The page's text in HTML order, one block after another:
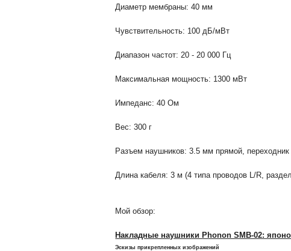
Диаметр мембраны: 40 мм
Чувствительность: 100 дБ/мВт
Диапазон частот: 20 - 20 000 Гц
Максимальная мощность: 1300 мВт
Импеданс: 40 Ом
Вес: 300 г
Разъем наушников: 3.5 мм прямой,
Длина кабеля: 3 м (4 типа проводов L/R,
Мой обзор:
Накладные наушники Phonon SMB-02:
Эскизы прикрепленных изображений